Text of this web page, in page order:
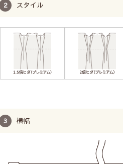
スタイル
横幅